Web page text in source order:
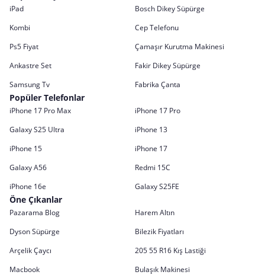
iPad
Bosch Dikey Süpürge
Kombi
Cep Telefonu
Ps5 Fiyat
Çamaşır Kurutma Makinesi
Ankastre Set
Fakir Dikey Süpürge
Samsung Tv
Fabrika Çanta
Popüler Telefonlar
iPhone 17 Pro Max
iPhone 17 Pro
Galaxy S25 Ultra
iPhone 13
iPhone 15
iPhone 17
Galaxy A56
Redmi 15C
iPhone 16e
Galaxy S25FE
Öne Çıkanlar
Pazarama Blog
Harem Altın
Dyson Süpürge
Bilezik Fiyatları
Arçelik Çaycı
205 55 R16 Kış Lastiği
Macbook
Bulaşık Makinesi